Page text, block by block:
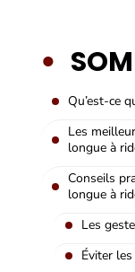
Qu’est-ce
Les
longue à
Conseils
longue à
Les
Éviter